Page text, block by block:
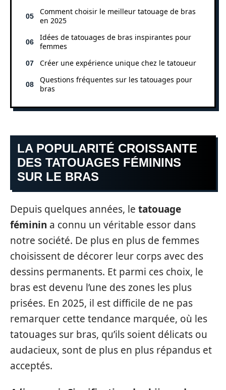
Comment choisir le meilleur tatouage de bras
en 2025
Idées de tatouages de bras inspirantes pour
femmes
Créer une expérience unique chez le tatoueur
Questions fréquentes sur les tatouages pour
bras
LA POPULARITÉ CROISSANTE
DES TATOUAGES FÉMININS
SUR LE BRAS
Depuis quelques années, le tatouage
féminin a connu un véritable essor dans
notre société. De plus en plus de femmes
choisissent de décorer leur corps avec des
dessins permanents. Et parmi ces choix, le
bras est devenu l’une des zones les plus
prisées. En 2025, il est difficile de ne pas
remarquer cette tendance marquée, où les
tatouages sur bras, qu’ils soient délicats ou
audacieux, sont de plus en plus répandus et
acceptés.